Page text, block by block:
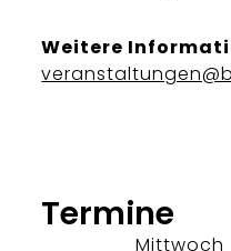
Weitere
Termine
Mittwoch